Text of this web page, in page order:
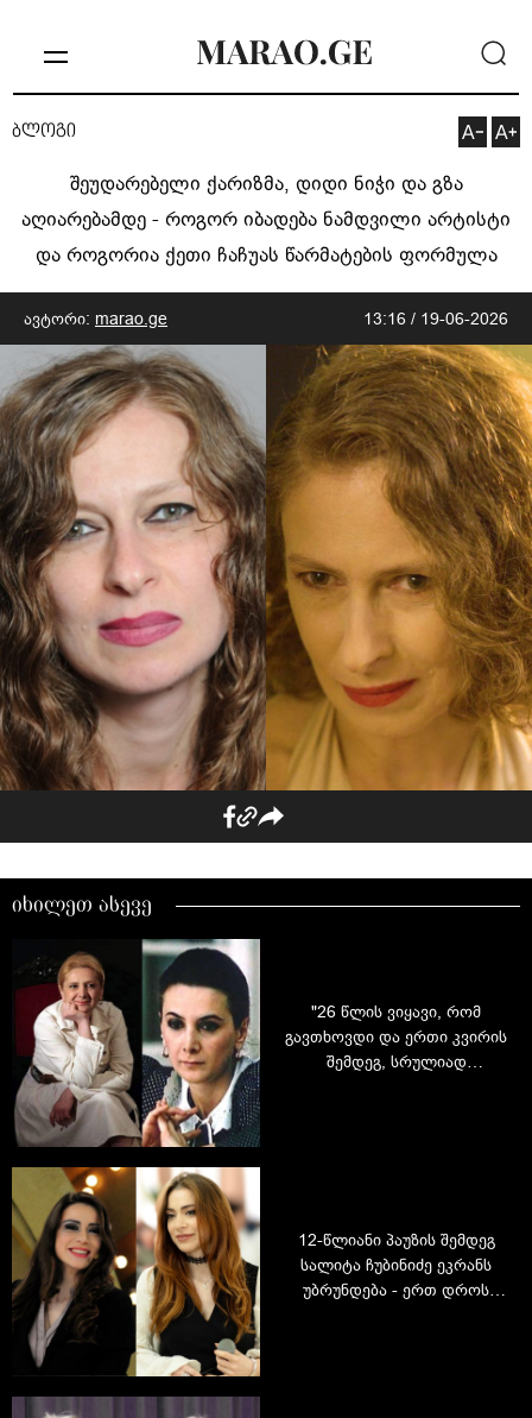
ბლოგი
შეუდარებელი ქარიზმა, დიდი ნიჭი და გზა
აღიარებამდე - როგორ იბადება ნამდვილი არტისტი
და როგორია ქეთი ჩაჩუას წარმატების ფორმულა
ავტორი: marao.ge 13:16 / 19-06-2026
იხილეთ ასევე
"26 წლის ვიყავი, რომ
გავთხოვდი და ერთი კვირის
შემდეგ, სრულიად
12-წლიანი პაუზის შემდეგ
სალიტა ჩუბინიძე ეკრანს
უბრუნდება - ერთ დროს